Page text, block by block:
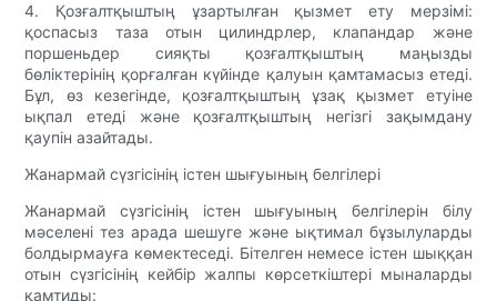
4. Қозғалтқыштың ұзартылған қызмет ету мерзімі:
қоспасыз таза отын цилиндрлер, клапандар және
поршеньдер сияқты қозғалтқыштың маңызды
бөліктерінің қорғалған күйінде қалуын қамтамасыз етеді.
Бұл, өз кезегінде, қозғалтқыштың ұзақ қызмет етуіне
ықпал етеді және қозғалтқыштың негізгі зақымдану
қаупін азайтады.
Жанармай сүзгісінің істен шығуының белгілері
Жанармай сүзгісінің істен шығуының белгілерін білу
мәселені тез арада шешуге және ықтимал бұзылуларды
болдырмауға көмектеседі. Бітелген немесе істен шыққан
отын сүзгісінің кейбір жалпы көрсеткіштері мыналарды
қамтиды: